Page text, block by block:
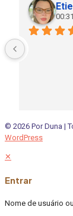
© 2026 Por Duna |
WordPress
✕
Entrar
Nome de usuário